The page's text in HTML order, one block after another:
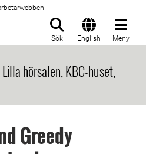
Sök English Meny
Lilla hörsalen, KBC-huset,
Greedy